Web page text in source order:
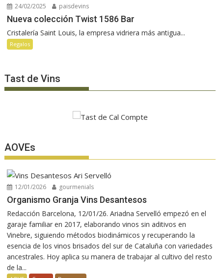
24/02/2025 paisdevins
Nueva colección Twist 1586 Bar
Cristalería Saint Louis, la empresa vidriera más antigua...
Regalos
Tast de Vins
AOVEs
12/01/2026 gourmenials
Organismo Granja Vins Desantesos
Redacción Barcelona, 12/01/26. Ariadna Servelló empezó en el
garaje familiar en 2017, elaborando vinos sin aditivos en
Vinebre, siguiendo métodos biodinámicos y recuperando la
esencia de los vinos brisados del sur de Cataluña con variedades
ancestrales. Hoy aplica su manera de trabajar al cultivo del resto
de la...